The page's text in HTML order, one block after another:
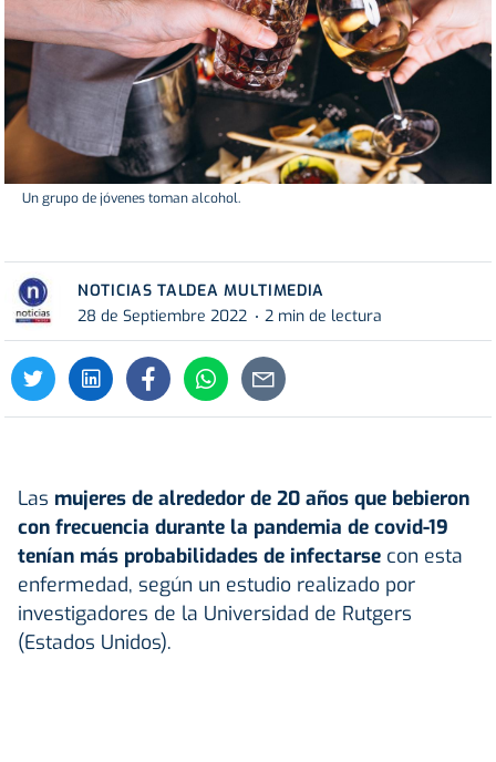
Un grupo de jóvenes toman alcohol.
NOTICIAS TALDEA MULTIMEDIA
28 de Septiembre 2022
2 min de lectura
Las mujeres de alrededor de 20 años que bebieron
con frecuencia durante la pandemia de covid-19
tenían más probabilidades de infectarse con esta
enfermedad, según un estudio realizado por
investigadores de la Universidad de Rutgers
(Estados Unidos).